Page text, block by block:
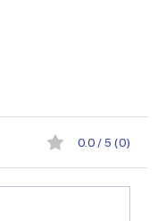
0.0 / 5 (0)